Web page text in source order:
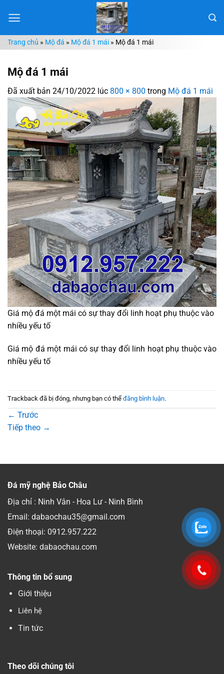
đến
dungTrang chủ » Mộ đá » Mộ đá 1 mái » Mộ đá 1 mái
Mộ đá 1 mái
Đã xuất bản 24/10/2022 lúc 800 × 800 trong Mộ đá 1 mái
Giá mộ đá một mái có sự thay đổi linh hoạt phụ thuộc vào
nhiều yếu tố
Giá mộ đá một mái có sự thay đổi linh hoạt phụ thuộc vào
nhiều yếu tố
Trackback đã bị đóng, nhưng bạn có thể đăng bình luận.
← Trước
Tiếp theo →
Đá mỹ nghệ Bảo Châu
Địa chỉ : Ninh Vân - Hoa Lư - Ninh Bình
Email: dabaochau35@gmail.com
Điện thoại: 0912.957.222
Website: dabaochau.com
Thông tin bổ sung
Giới thiệu
Liên hệ
Tin tức
Theo dõi chúng tôi